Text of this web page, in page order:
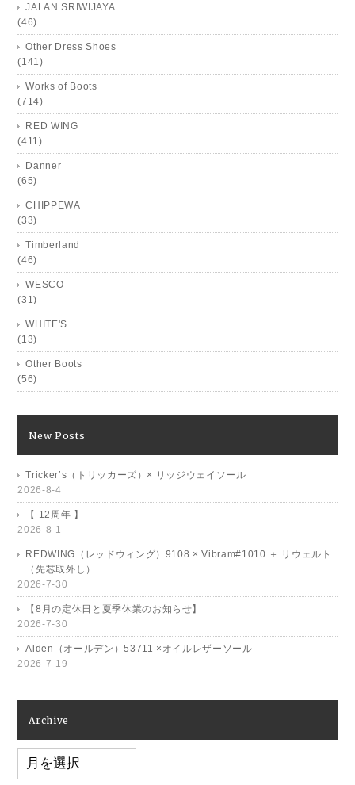
JALAN SRIWIJAYA
(46)
Other Dress Shoes
(141)
Works of Boots
(714)
RED WING
(411)
Danner
(65)
CHIPPEWA
(33)
Timberland
(46)
WESCO
(31)
WHITE'S
(13)
Other Boots
(56)
New Posts
Tricker’s（トリッカーズ）× リッジウェイソール
2026-8-4
【 12周年 】
2026-8-1
REDWING（レッドウィング）9108 × Vibram#1010 ＋ リウェルト
（先芯取外し）
2026-7-30
【8月の定休日と夏季休業のお知らせ】
2026-7-30
Alden（オールデン）53711 ×オイルレザーソール
2026-7-19
Archive
Archive